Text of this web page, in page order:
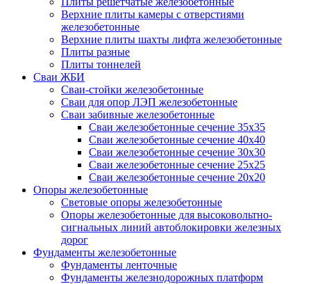
Верхние плиты камеры с отверстиями
железобетонные
Верхние плиты шахты лифта железобетонные
Плиты разные
Плиты тоннелей
Сваи ЖБИ
Сваи-стойки железобетонные
Сваи для опор ЛЭП железобетонные
Сваи забивные железобетонные
Сваи железобетонные сечение 35x35
Сваи железобетонные сечение 40x40
Сваи железобетонные сечение 30x30
Сваи железобетонные сечение 25x25
Сваи железобетонные сечение 20x20
Опоры железобетонные
Световые опоры железобетонные
Опоры железобетонные для высоковольтно-
сигнальных линий автоблокировки железных
дорог
Фундаменты железобетонные
Фундаменты ленточные
Фундаменты железнодорожных платформ